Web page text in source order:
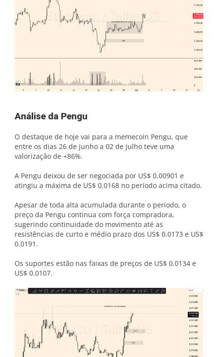
Análise da Pengu
O destaque de hoje vai para a memecoin Pengu, que
entre os dias 26 de junho a 02 de julho teve uma
valorização de +86%.
A Pengu deixou de ser negociada por US$ 0.00901 e
atingiu a máxima de US$ 0.0168 no período acima citado.
Apesar de toda alta acumulada durante o período, o
preço da Pengu continua com força compradora,
sugerindo continuidade do movimento até as
resistências de curto e médio prazo dos US$ 0.0173 e US$
0.0191.
Os suportes estão nas faixas de preços de US$ 0.0134 e
US$ 0.0107.